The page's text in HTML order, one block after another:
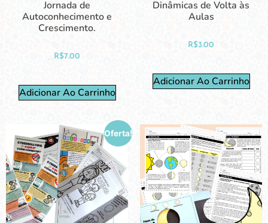
Jornada de
Autoconhecimento e
Crescimento.
R$7.00
Adicionar Ao Carrinho
Dinâmicas de Volta às
Aulas
R$3.00
Adicionar Ao Carrinho
Oferta!